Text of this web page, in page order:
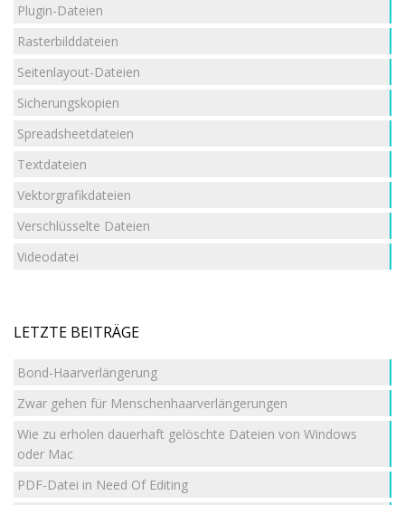
Plugin-Dateien
Rasterbilddateien
Seitenlayout-Dateien
Sicherungskopien
Spreadsheetdateien
Textdateien
Vektorgrafikdateien
Verschlüsselte Dateien
Videodatei
LETZTE BEITRÄGE
Bond-Haarverlängerung
Zwar gehen für Menschenhaarverlängerungen
Wie zu erholen dauerhaft gelöschte Dateien von Windows
oder Mac
PDF-Datei in Need Of Editing